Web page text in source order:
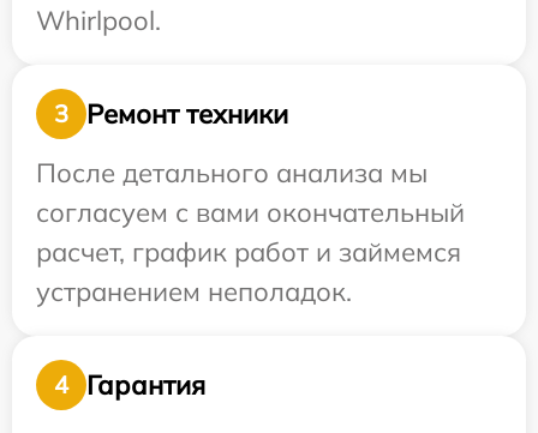
Whirlpool.
3
Ремонт техники
После детального анализа мы
согласуем с вами окончательный
расчет, график работ и займемся
устранением неполадок.
4
Гарантия